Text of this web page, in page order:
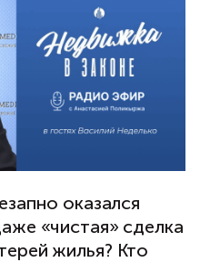
оказался
«чистая» сделка
жилья? Кто